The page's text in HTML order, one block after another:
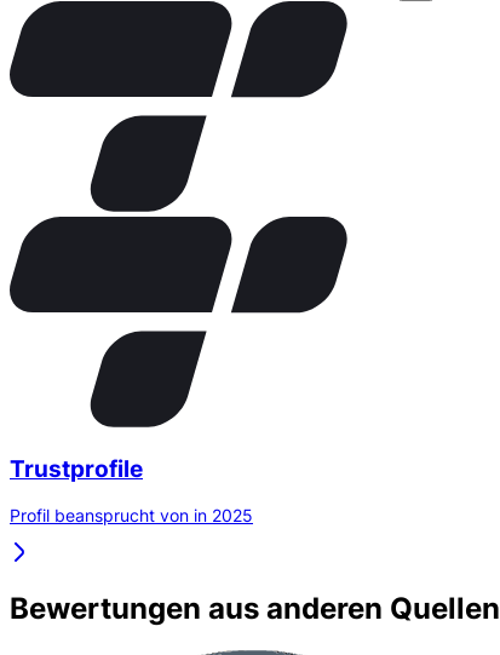
Trustprofile
Profil beansprucht von in 2025
Bewertungen aus anderen Quellen